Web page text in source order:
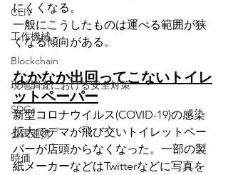
CEIV
工作機械
Blockchain
現地調査における安全対策
SDGs
公民連携
時価
にくくなる。
一般にこうしたものは運べる範囲が狭
くなる傾向がある。
なかなか出回ってこないトイレ
ットペーパー
新型コロナウイルス(COVID-19)の感染
拡大でデマが飛び交いトイレットペー
パーが店頭からなくなった。一部の製
紙メーカーなどはTwitterなどに写真を